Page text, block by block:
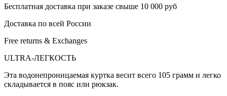
Бесплатная доставка при заказе свыше 10 000 руб
Доставка по всей России
Free returns & Exchanges
ULTRA-ЛЕГКОСТЬ
Эта водонепроницаемая куртка весит всего 105 грамм и легко
складывается в пояс или рюкзак.